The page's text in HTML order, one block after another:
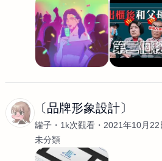
〔品牌形象設計〕
罐子 1k次觀看
2021年10月
未分類